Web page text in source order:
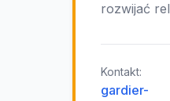
rozwijać
Kontakt:
gardier-